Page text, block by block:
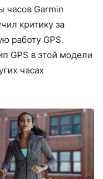
часов Garmin
критику за
работу GPS.
GPS в этой модели
часах